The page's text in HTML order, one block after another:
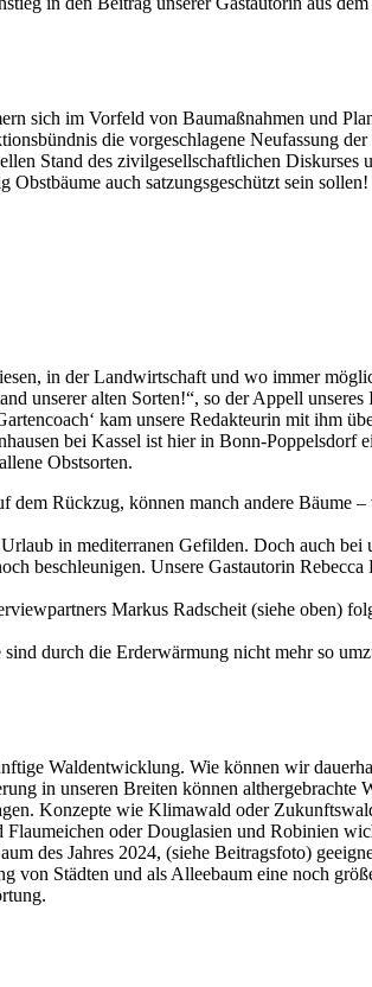
sich im Vorfeld von Baumaßnahmen und
die vorgeschlagene Neufassung
Stand des zivilgesellschaftlichen Diskurses
auch satzungsgeschützt sein sollen!
in der Landwirtschaft und wo immer
unserer alten Sorten!“, so der Appell
kam unsere Redakteurin mit ihm
bei Kassel ist hier in Bonn-Poppelsdorf
Obstsorten.
Rückzug, können manch andere Bäume
in mediterranen Gefilden. Doch auch bei
beschleunigen. Unsere Gastautorin Rebecca
Markus Radscheit (siehe oben)
durch die Erderwärmung nicht mehr so
Waldentwicklung. Wie können wir
in unseren Breiten können althergebrachte
Konzepte wie Klimawald oder
oder Douglasien und Robinien
des Jahres 2024, (siehe Beitragsfoto)
von Städten und als Alleebaum eine noch